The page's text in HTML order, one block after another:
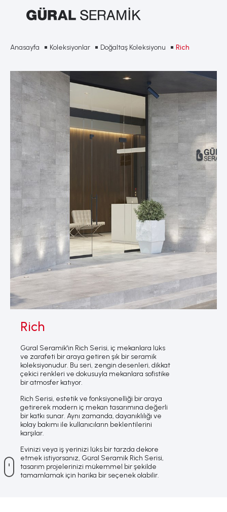
Anasayfa Koleksiyonlar Doğaltaş Koleksiyonu Rich
Rich
Güral Seramik'in Rich Serisi, iç mekanlara lüks
ve zarafeti bir araya getiren şık bir seramik
koleksiyonudur. Bu seri, zengin desenleri, dikkat
çekici renkleri ve dokusuyla mekanlara sofistike
bir atmosfer katıyor.
Rich Serisi, estetik ve fonksiyonelliği bir araya
getirerek modern iç mekan tasarımına değerli
bir katkı sunar. Aynı zamanda, dayanıklılığı ve
kolay bakımı ile kullanıcıların beklentilerini
karşılar.
Evinizi veya iş yerinizi lüks bir tarzda dekore
etmek istiyorsanız, Güral Seramik Rich Serisi,
tasarım projelerinizi mükemmel bir şekilde
tamamlamak için harika bir seçenek olabilir.